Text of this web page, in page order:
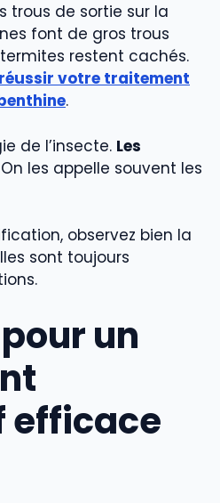
trous de sortie sur la
font de gros trous
restent cachés.
réussir votre traitement
.
de l’insecte. Les
On les appelle souvent les
observez bien la
sont toujours
un
efficace